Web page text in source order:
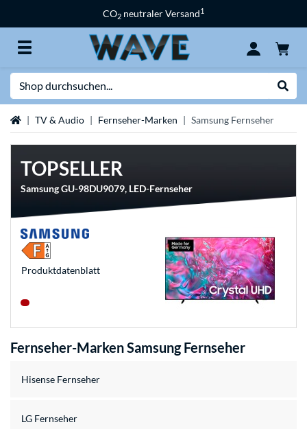
CO2 neutraler Versand1
StartseiteTV & Audio Fernseher-Marken Samsung Fernseher
TOPSELLER
Samsung GU-98DU9079, LED-Fernseher
Produkt­datenblatt
Fernseher-Marken Samsung Fernseher
Hisense Fernseher
LG Fernseher